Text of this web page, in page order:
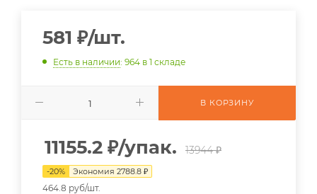
581 ₽/шт.
Есть в наличии: 964 в 1 складе
В КОРЗИНУ
11155.2 ₽/упак. 13944 ₽
-20% Экономия 2788.8 ₽
464.8 руб/шт.